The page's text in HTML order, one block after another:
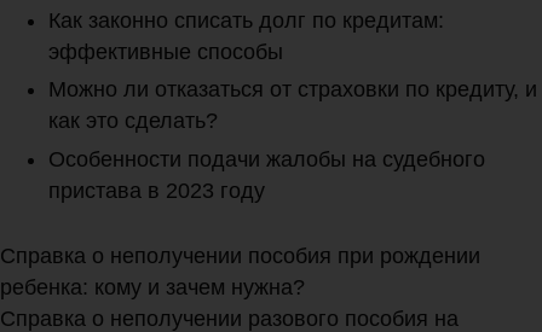
Как законно списать долг по кредитам:
эффективные способы
Можно ли отказаться от страховки по кредиту, и
как это сделать?
Особенности подачи жалобы на судебного
пристава в 2023 году
Справка о неполучении пособия при рождении
ребенка: кому и зачем нужна?
Справка о неполучении разового пособия на